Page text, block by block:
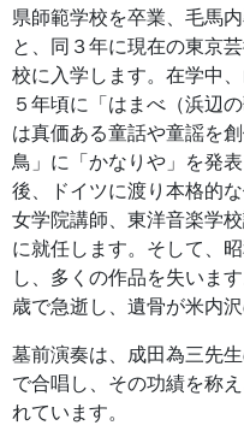
県師範学校を卒業、毛馬
と、同３年に現在の東京
校に入学します。在学中
５年頃に「はまべ（浜辺
は真価ある童話や童謡を
鳥」に「かなりや」を発
後、ドイツに渡り本格的
女学院講師、東洋音楽学
に就任します。そして、
し、多くの作品を失いま
歳で急逝し、遺骨が米内
墓前演奏は、成田為三先
で合唱し、その功績を称
れています。